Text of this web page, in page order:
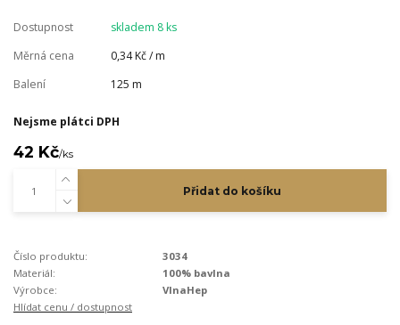
Dostupnost
skladem 8 ks
Měrná cena
0,34 Kč / m
Balení
125 m
Nejsme plátci DPH
42 Kč/ks
Přidat do košíku
Číslo produktu:
3034
Materiál:
100% bavlna
Výrobce:
VlnaHep
Hlídat cenu / dostupnost